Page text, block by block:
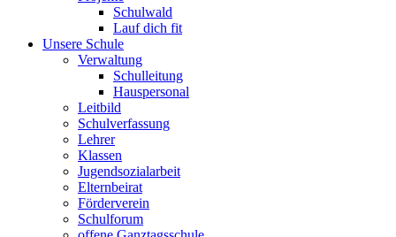
Schulwald
Lauf dich fit
Unsere Schule
Verwaltung
Schulleitung
Hauspersonal
Leitbild
Schulverfassung
Lehrer
Klassen
Jugendsozialarbeit
Elternbeirat
Förderverein
Schulforum